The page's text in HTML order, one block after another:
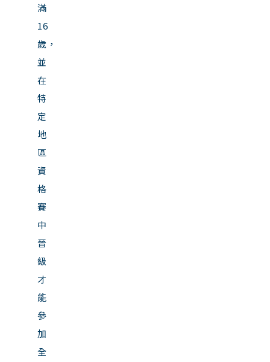
滿
16
歲，
並
在
特
定
地
區
資
格
賽
中
晉
級
才
能
參
加
全